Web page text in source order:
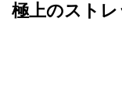
極上のスト